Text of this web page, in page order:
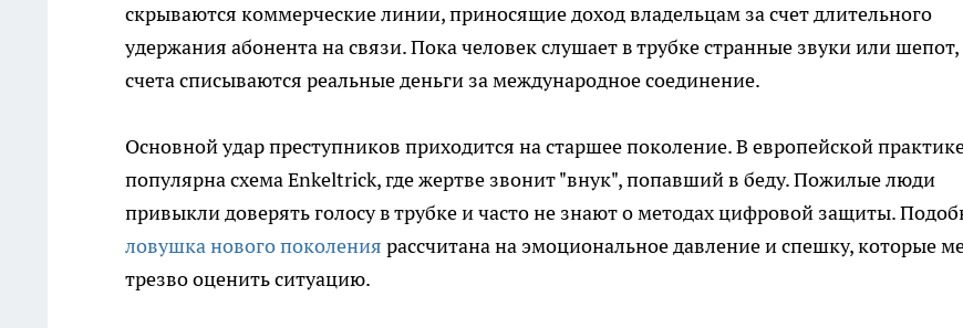
скрываются коммерческие линии, приносящие доход владельцам за счет длительного
удержания абонента на связи. Пока человек слушает в трубке странные звуки или шепот,
счета списываются реальные деньги за международное соединение.
Основной удар преступников приходится на старшее поколение. В европейской
популярна схема Enkeltrick, где жертве звонит "внук", попавший в беду. Пожилые люди
привыкли доверять голосу в трубке и часто не знают о методах цифровой защиты.
ловушка нового поколения рассчитана на эмоциональное давление и спешку, которые
трезво оценить ситуацию.